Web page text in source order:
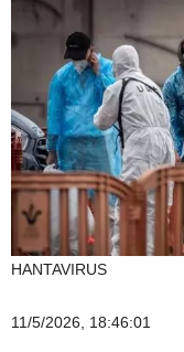
HANTAVIRUS
11/5/2026, 18:46:01